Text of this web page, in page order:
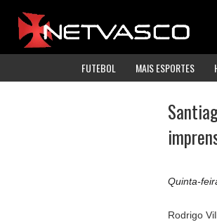
FUTEBOL MAIS ESPORTES
Quinta-
Rodrigo